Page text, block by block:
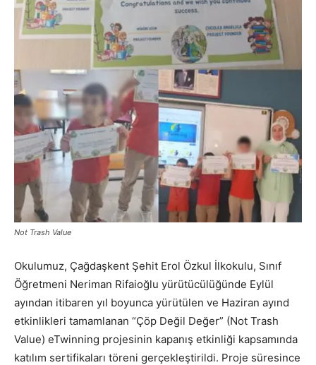
Not Trash Value
Okulumuz, Çağdaşkent Şehit Erol Özkul İlkokulu, Sınıf
Öğretmeni Neriman Rifaioğlu yürütücülüğünde Eylül
ayından itibaren yıl boyunca yürütülen ve Haziran ayınd
etkinlikleri tamamlanan “Çöp Değil Değer” (Not Trash
Value) eTwinning projesinin kapanış etkinliği kapsamında
katılım sertifikaları töreni gerçekleştirildi. Proje süresince